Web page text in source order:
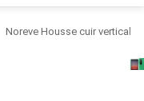
Noreve Housse cuir vertical